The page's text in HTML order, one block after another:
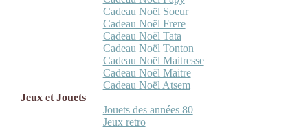
Cadeau Noël Soeur
Cadeau Noël Frere
Cadeau Noël Tata
Cadeau Noël Tonton
Cadeau Noël Maitresse
Cadeau Noël Maitre
Cadeau Noël Atsem
Jeux et Jouets
Jouets des années 80
Jeux retro